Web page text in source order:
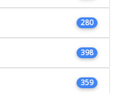
280
398
359